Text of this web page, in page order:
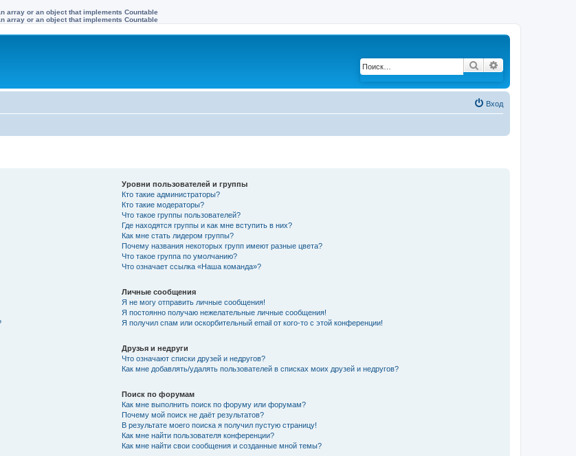
array or an object that implements Countable
array or an object that implements Countable
Поиск
Вход
Уровни пользователей и группы
Кто такие администраторы?
Кто такие модераторы?
Что такое группы пользователей?
Где находятся группы и как мне вступить в них?
Как мне стать лидером группы?
Почему названия некоторых групп имеют разные цвета?
Что такое группа по умолчанию?
Что означает ссылка «Наша команда»?
Личные сообщения
Я не могу отправить личные сообщения!
Я постоянно получаю нежелательные личные сообщения!
Я получил спам или оскорбительный email от кого-то с этой конференции!
Друзья и недруги
Что означают списки друзей и недругов?
Как мне добавлять/удалять пользователей в списках моих друзей и недругов?
Поиск по форумам
Как мне выполнить поиск по форуму или форумам?
Почему мой поиск не даёт результатов?
В результате моего поиска я получил пустую страницу!
Как мне найти пользователя конференции?
Как мне найти свои сообщения и созданные мной темы?